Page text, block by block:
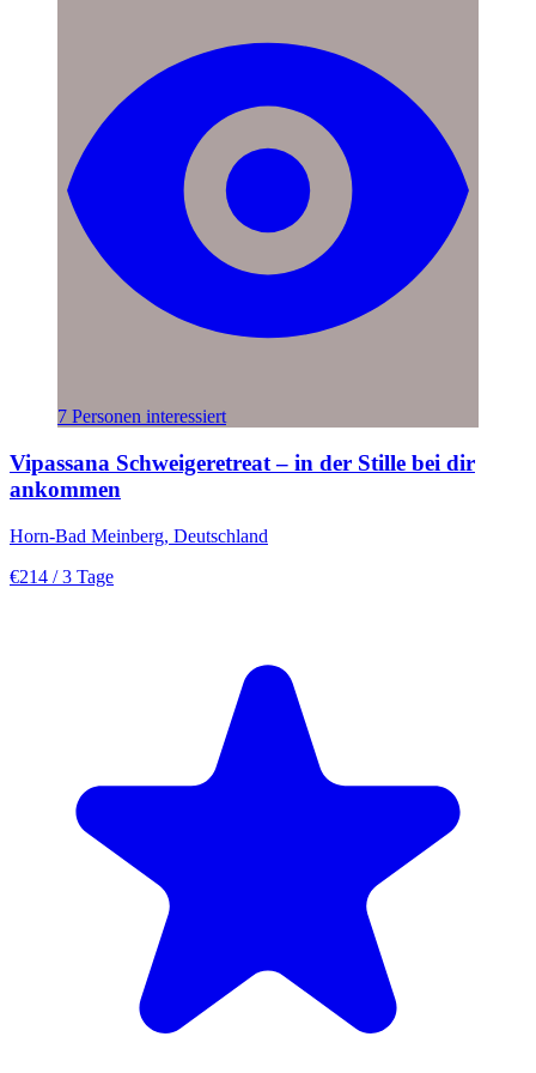
7 Personen interessiert
Vipassana Schweigeretreat – in der Stille bei dir
ankommen
Horn-Bad Meinberg, Deutschland
€214 / 3 Tage